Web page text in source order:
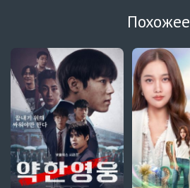
6 серия
Украинские субтитры
Узел5 серия
Украинские субтитры
Зантис, скучаю по тебе
8 серия
Автосабы русские / украинские
Похожее